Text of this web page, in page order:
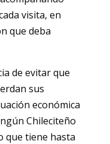
visita, en
que deba
de evitar que
sus
económica
Chileciteño
que tiene hasta